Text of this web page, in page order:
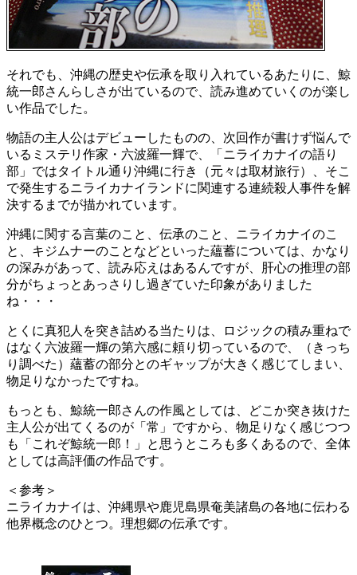
それでも、沖縄の歴史や伝承を取り入れているあたりに、鯨
統一郎さんらしさが出ているので、読み進めていくのが楽し
い作品でした。
物語の主人公はデビューしたものの、次回作が書けず悩んで
いるミステリ作家・六波羅一輝で、「ニライカナイの語り
部」ではタイトル通り沖縄に行き（元々は取材旅行）、そこ
で発生するニライカナイランドに関連する連続殺人事件を解
決するまでが描かれています。
沖縄に関する言葉のこと、伝承のこと、ニライカナイのこ
と、キジムナーのことなどといった蘊蓄については、かなり
の深みがあって、読み応えはあるんですが、肝心の推理の部
分がちょっとあっさりし過ぎていた印象がありました
ね・・・
とくに真犯人を突き詰める当たりは、ロジックの積み重ねで
はなく六波羅一輝の第六感に頼り切っているので、（きっち
り調べた）蘊蓄の部分とのギャップが大きく感じてしまい、
物足りなかったですね。
もっとも、鯨統一郎さんの作風としては、どこか突き抜けた
主人公が出てくるのが「常」ですから、物足りなく感じつつ
も「これぞ鯨統一郎！」と思うところも多くあるので、全体
としては高評価の作品です。
＜参考＞
ニライカナイは、沖縄県や鹿児島県奄美諸島の各地に伝わる
他界概念のひとつ。理想郷の伝承です。